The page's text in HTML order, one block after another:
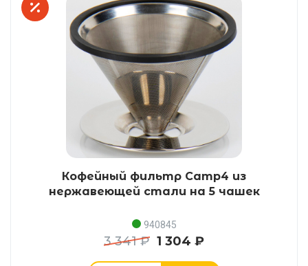
Кофейный фильтр Camp4 из
нержавеющей стали на 5 чашек
940845
3 341 ₽ 1 304 ₽